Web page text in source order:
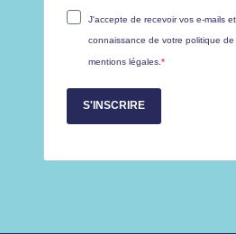
J'accepte de recevoir vos e-mails
connaissance de votre politique
mentions légales.
S'INSCRIRE